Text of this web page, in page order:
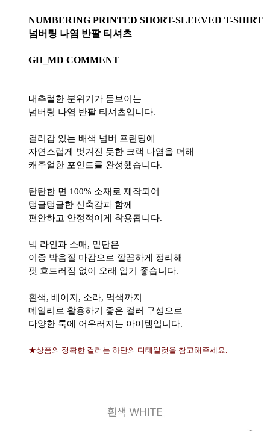
NUMBERING PRINTED SHORT-SLEEVED T-SHIRT
넘버링 나염 반팔 티셔츠
GH_MD COMMENT
내추럴한 분위기가 돋보이는
넘버링 나염 반팔 티셔츠입니다.
컬러감 있는 배색 넘버 프린팅에
자연스럽게 벗겨진 듯한 크랙 나염을 더해
캐주얼한 포인트를 완성했습니다.
탄탄한 면 100% 소재로 제작되어
탱글탱글한 신축감과 함께
편안하고 안정적이게 착용됩니다.
넥 라인과 소매, 밑단은
이중 박음질 마감으로 깔끔하게 정리해
핏 흐트러짐 없이 오래 입기 좋습니다.
흰색, 베이지, 소라, 먹색까지
데일리로 활용하기 좋은 컬러 구성으로
다양한 룩에 어우러지는 아이템입니다.
★상품의 정확한 컬러는 하단의 디테일컷을 참고해주세요.